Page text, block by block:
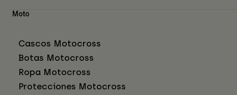
Moto
Cascos Motocross
Botas Motocross
Ropa Motocross
Protecciones Motocross